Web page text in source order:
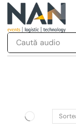
Caută audio